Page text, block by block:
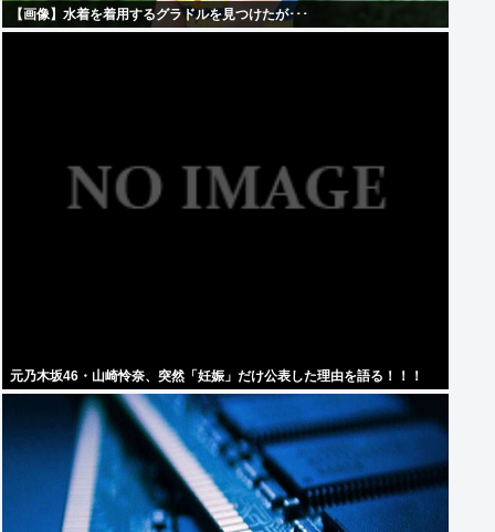
【画像】水着を着用するグラドルを見つけたが･･･
元乃木坂46・山崎怜奈、突然「妊娠」だけ公表した理由を語る！！！